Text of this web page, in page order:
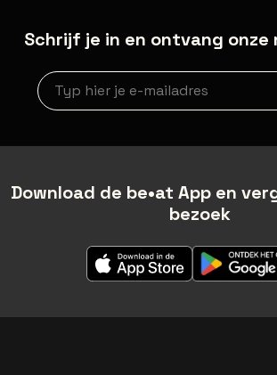
Schrijf je in en ontvang onze
Nieuwsbrief aanmelding
Download de be•at App en
bezoek